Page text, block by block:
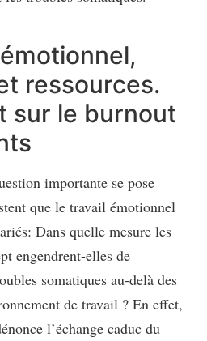
ressources.
sur le burnout
importante se pose
que le travail émotionnel
Dans quelle mesure les
engendrent-elles de
somatiques au-delà des
de travail ? En effet,
l’échange caduc du